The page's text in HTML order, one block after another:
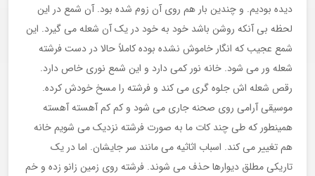
دیده بودیم. و چندین بار هم روی آن زوم شده بود. آن شمع در این
لحظه بی آنکه روشن باشد خود به خود در یک آن شعله می گیرد. این
شمع عجیب که انگار خاموش نشده بوده کاملاً حالا در دست فرشته
شعله ور می شود. خانه نور کمی دارد و این شمع نوری خاص دارد.
رقص شعله اش جلوه گری می کند و فرشته را مسخ خودش کرده.
موسیقی آرامی روی صحنه جاری می شود و کم کم آهسته آهسته
همینطور که طی چند کات ما به صورت فرشته نزدیک می شویم خانه
هم تغییر می کند. اسباب اثاثیه می مانند سر جایشان. اما در یک
تاریکی مطلق دیوارها حذف می شوند. فرشته روی زمین زانو زده و خم